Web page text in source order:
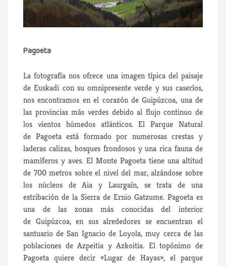
Pagoeta
La fotografía nos ofrece una imagen típica del paisaje
de Euskadi con su omnipresente verde y sus caseríos,
nos encontramos en el corazón de Guipúzcoa, una de
las provincias más verdes debido al flujo continuo de
los vientos húmedos atlánticos. El Parque Natural
de Pagoeta está formado por numerosas crestas y
laderas calizas, bosques frondosos y una rica fauna de
mamíferos y aves. El Monte Pagoeta tiene una altitud
de 700 metros sobre el nivel del mar, alzándose sobre
los núcleos de Aia y Laurgaín, se trata de una
estribación de la Sierra de Ernio Gatzume. Pagoeta es
una de las zonas más conocidas del interior
de Guipúzcoa, en sus alrededores se encuentran el
santuario de San Ignacio de Loyola, muy cerca de las
poblaciones de Azpeitia y Azkoitia. El topónimo de
Pagoeta quiere decir «Lugar de Hayas», el parque